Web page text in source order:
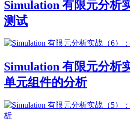
Simulation 有限元分析
测试
Simulation 有限元分析
单元组件的分析